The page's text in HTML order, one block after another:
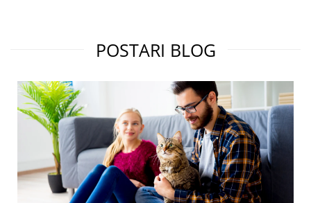
treia comanda recomand cu
mult drag !
POSTARI BLOG